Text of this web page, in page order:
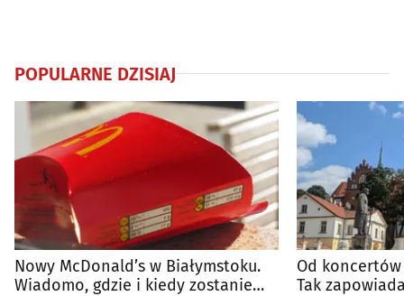
POPULARNE DZISIAJ
Nowy McDonald’s w Białymstoku.
Wiadomo, gdzie i kiedy zostanie
Od
Tak